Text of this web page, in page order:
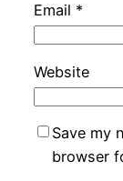
Email *
Website
Save my
browser